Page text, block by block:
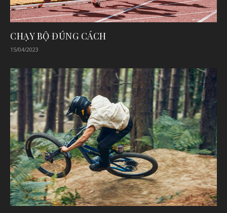
CHẠY BỘ ĐÚNG CÁCH
15/04/2023